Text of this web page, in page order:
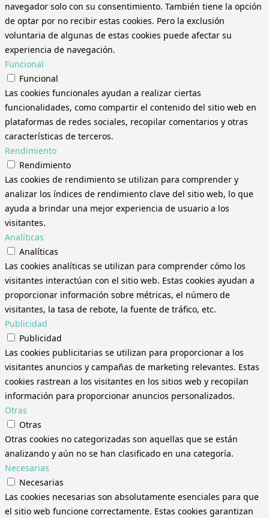
navegador solo con su consentimiento. También tiene la opción
de optar por no recibir estas cookies. Pero la exclusión
voluntaria de algunas de estas cookies puede afectar su
experiencia de navegación.
Funcional
Funcional
Las cookies funcionales ayudan a realizar ciertas
funcionalidades, como compartir el contenido del sitio web en
plataformas de redes sociales, recopilar comentarios y otras
características de terceros.
Rendimiento
Rendimiento
Las cookies de rendimiento se utilizan para comprender y
analizar los índices de rendimiento clave del sitio web, lo que
ayuda a brindar una mejor experiencia de usuario a los
visitantes.
Analíticas
Analíticas
Las cookies analíticas se utilizan para comprender cómo los
visitantes interactúan con el sitio web. Estas cookies ayudan a
proporcionar información sobre métricas, el número de
visitantes, la tasa de rebote, la fuente de tráfico, etc.
Publicidad
Publicidad
Las cookies publicitarias se utilizan para proporcionar a los
visitantes anuncios y campañas de marketing relevantes. Estas
cookies rastrean a los visitantes en los sitios web y recopilan
información para proporcionar anuncios personalizados.
Otras
Otras
Otras cookies no categorizadas son aquellas que se están
analizando y aún no se han clasificado en una categoría.
Necesarias
Necesarias
Las cookies necesarias son absolutamente esenciales para que
el sitio web funcione correctamente. Estas cookies garantizan